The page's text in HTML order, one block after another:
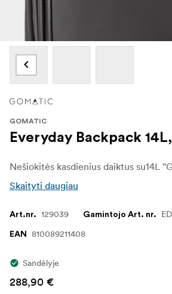
GOMATIC
Everyday Backpack
Skaityti daugiau
Art.nr. 129039 Gamintojo Art. nr.
EAN 810089211408
Sandėlyje
288,90 €